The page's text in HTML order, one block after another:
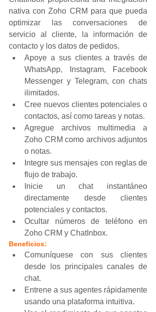
nativa con Zoho CRM para que pueda
optimizar las conversaciones de
servicio al cliente, la información de
contacto y los datos de pedidos.
Apoye a sus clientes a través de
WhatsApp, Instagram, Facebook
Messenger y Telegram, con chats
ilimitados.
Cree nuevos clientes potenciales o
contactos, así como tareas y notas.
Agregue archivos multimedia a
Zoho CRM como archivos adjuntos
o notas.
Integre sus mensajes con reglas de
flujo de trabajo.
Inicie un chat instantáneo
directamente desde clientes
potenciales y contactos.
Ocultar números de teléfono en
Zoho CRM y ChatInbox.
Beneficios:
Comuníquese con sus clientes
desde los principales canales de
chat.
Entrene a sus agentes rápidamente
usando una plataforma intuitiva.